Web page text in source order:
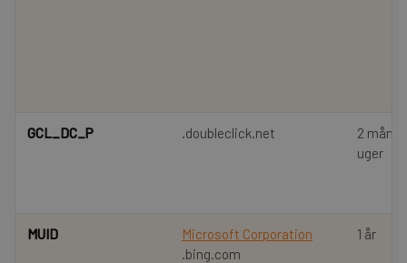
GCL_DC_P .doubleclick.net
2
uger
MUID
Microsoft Corporation
.bing.com
1 år